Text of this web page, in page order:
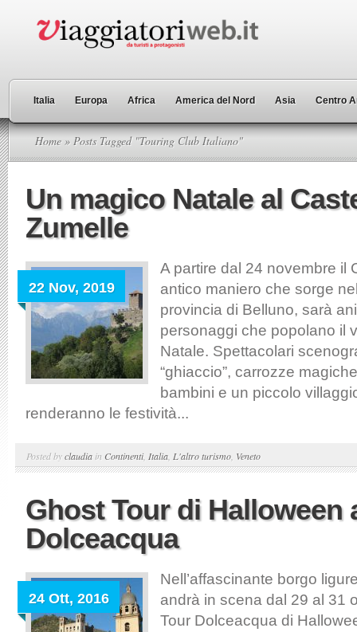
Italia Europa Africa America del Nord Asia Centro
Home » Posts Tagged "Touring Club Italiano"
Un magico Natale al
Zumelle
22 Nov, 2019
A partire dal 24 novembre il
antico maniero che sorge
provincia di Belluno, sarà
personaggi che popolano il
Natale. Spettacolari
“ghiaccio”, carrozze
bambini e un piccolo
renderanno le festività...
Posted byclaudia in Continenti, Italia L'altro turismo Veneto
Ghost Tour di Halloween
Dolceacqua
24 Ott, 2016
Nell’affascinante borgo
andrà in scena dal 29 al 31
Tour Dolceacqua di